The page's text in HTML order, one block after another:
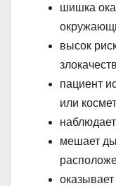
шишка
высок
пациент
или
мешает